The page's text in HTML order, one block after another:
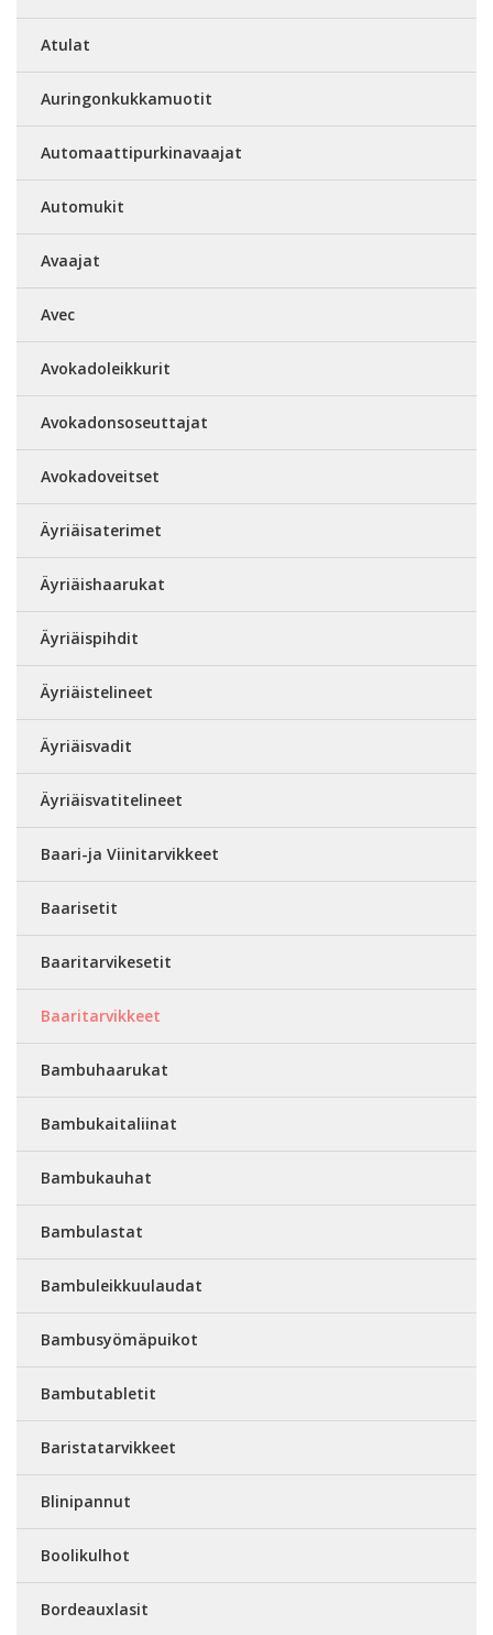
Atulat
Auringonkukkamuotit
Automaattipurkinavaajat
Automukit
Avaajat
Avec
Avokadoleikkurit
Avokadonsoseuttajat
Avokadoveitset
Äyriäisaterimet
Äyriäishaarukat
Äyriäispihdit
Äyriäistelineet
Äyriäisvadit
Äyriäisvatitelineet
Baari-ja Viinitarvikkeet
Baarisetit
Baaritarvikesetit
Baaritarvikkeet
Bambuhaarukat
Bambukaitaliinat
Bambukauhat
Bambulastat
Bambuleikkuulaudat
Bambusyömäpuikot
Bambutabletit
Baristatarvikkeet
Blinipannut
Boolikulhot
Bordeauxlasit